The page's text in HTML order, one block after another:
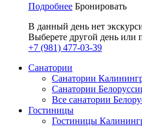
Подробнее Бронировать
В данный день нет
Выберете другой день или
+7 (981) 477-03-39
Санатории
Санатории
Санатории
Все санатории
Гостиницы
Гостиницы